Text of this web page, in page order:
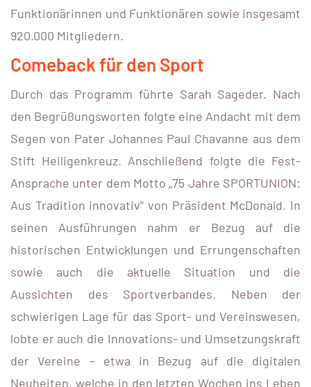
Funktionärinnen und Funktionären sowie insgesamt
920.000 Mitgliedern.
Comeback für den Sport
Durch das Programm führte Sarah Sageder. Nach
den Begrüßungsworten folgte eine Andacht mit dem
Segen von Pater Johannes Paul Chavanne aus dem
Stift Heiligenkreuz. Anschließend folgte die Fest-
Ansprache unter dem Motto „75 Jahre SPORTUNION:
Aus Tradition innovativ“ von Präsident McDonald. In
seinen Ausführungen nahm er Bezug auf die
historischen Entwicklungen und Errungenschaften
sowie auch die aktuelle Situation und die
Aussichten des Sportverbandes. Neben der
schwierigen Lage für das Sport- und Vereinswesen,
lobte er auch die Innovations- und Umsetzungskraft
der Vereine – etwa in Bezug auf die digitalen
Neuheiten, welche in den letzten Wochen ins Leben